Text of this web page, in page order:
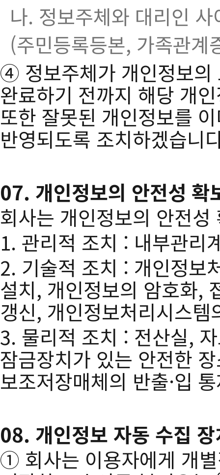
나. 정보주체와 대리인
(주민등록등본, 가족관계
④ 정보주체가 개인정보의
완료하기 전까지 해당 개
또한 잘못된 개인정보를
반영되도록 조치하겠습니
07. 개인정보의 안전성
회사는 개인정보의 안전
1. 관리적 조치 : 내부관리
2. 기술적 조치 : 개인정보
설치, 개인정보의 암호화,
갱신, 개인정보처리시스
3. 물리적 조치 : 전산실,
잠금장치가 있는 안전한
보조저장매체의 반출·입
08. 개인정보 자동 수집
① 회사는 이용자에게 개